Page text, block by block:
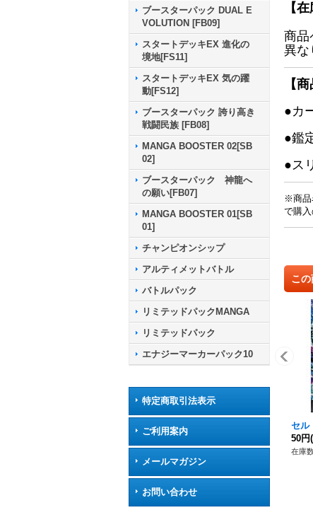
ブースターパック DUAL E
VOLUTION [FB09]
スタートデッキEX 進化の
境地[FS11]
スタートデッキEX 気の躍
動[FS12]
ブースターパック 誇り高き
戦闘民族 [FB08]
MANGA BOOSTER 02[SB
02]
ブースターパック 神龍へ
の願い[FB07]
MANGA BOOSTER 01[SB
01]
チャンピオンシップ
アルティメットバトル
バトルパック
リミテッドパックMANGA
リミテッドパック
エナジーマーカーパック10
特定商取引法表示
ご利用案内
メールマガジン
お問い合わせ
【
商品
異な
【
●カ
●鑑
●ス
※商品
で購
こ
セル
50円
在庫